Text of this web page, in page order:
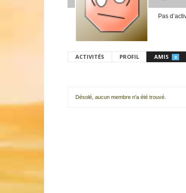
Pas
ACTIVITÉS PROFIL AMIS 0
Désolé, aucun membre n'a été trouvé.